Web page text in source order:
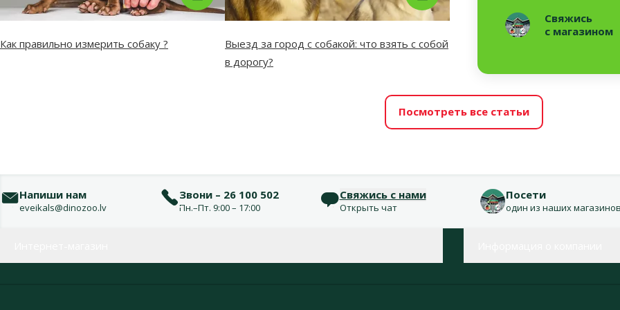
Свяжись
с магазином
Как правильно измерить собаку ?
Выезд за город с собакой: что взять с собой
в дорогу?
Посмотреть все статьи
Напиши нам
eveikals@dinozoo.lv
Звони – 26 100 502
Пн.–Пт. 9:00 – 17:00
Свяжись с нами
Открыть чат
Посети
один из наших